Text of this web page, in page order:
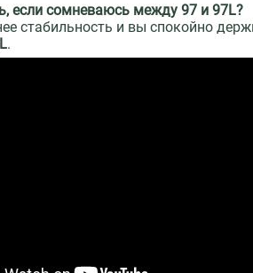
если сомневаюсь между 97 и 97L?
стабильность и вы спокойно
.